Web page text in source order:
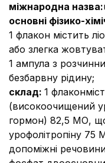
міжнародна назва:
основні фізико-
1 флакон містить
або злегка
1 ампула з
безбарвну рідину;
склад: 1 флакон
(високоочищений
гормон) 82,5 МО, що
урофолітропіну 75
допоміжні